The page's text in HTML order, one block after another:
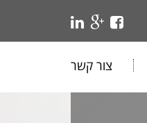
צור קשר